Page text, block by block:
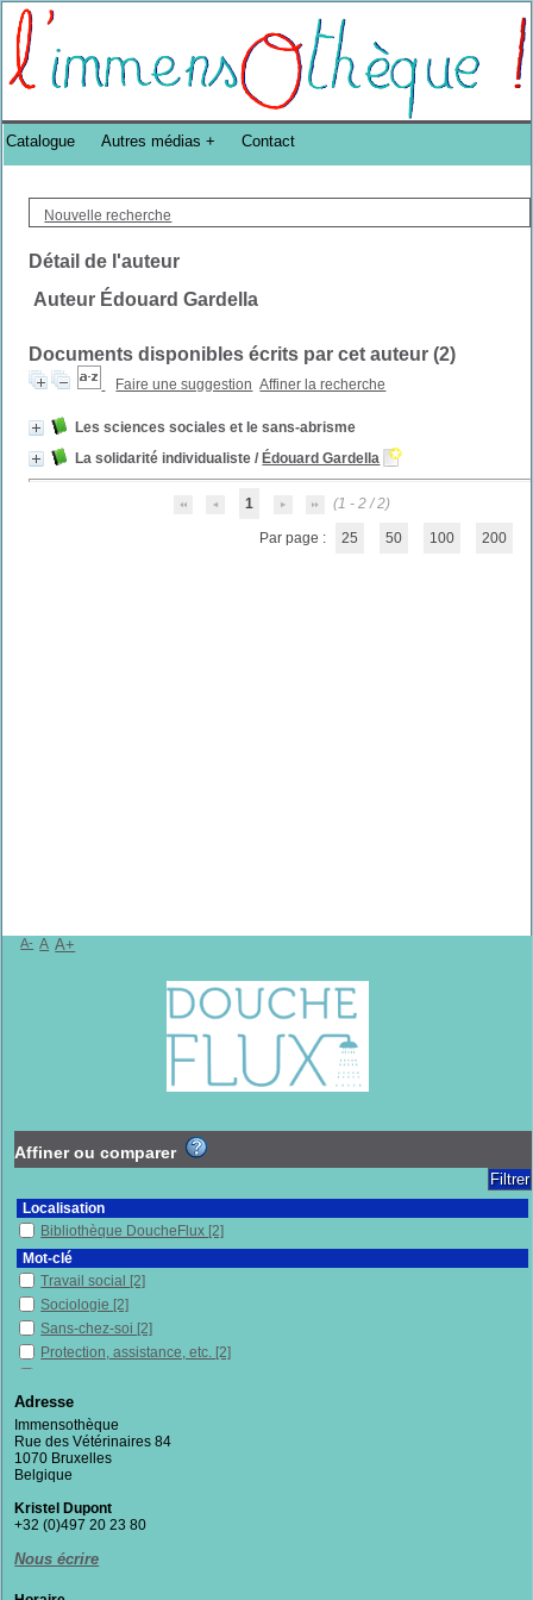
Bibliothèque DoucheFLUX Bibliotheek -->
Nouvelle recherche
Détail de l'auteur
Auteur Édouard Gardella
Documents disponibles écrits par cet auteur (2)
Faire une suggestion Affiner la recherche
Les sciences sociales et le sans-abrisme
La solidarité individualiste / Édouard Gardella
1 (1 - 2 / 2)
Par page : 25 50 100 200
Catalogue Autres médias Contact
A- A A+
Affiner ou comparer
Localisation
Bibliothèque DoucheFlux [2]
Mot-clé
Travail social [2]
Sociologie [2]
Sans-chez-soi [2]
Protection, assistance, etc. [2]
Vulnérabilité(s)
Solidarité[1]
Sciences sociales[1]
Pauvreté
Accompagnement
France[1]
Exclusion sociale
Adresse
Immensothèque
Rue des Vétérinaires 84
1070 Bruxelles
Belgique
Kristel Dupont
+32 (0)497 20 23 80
Nous écrire